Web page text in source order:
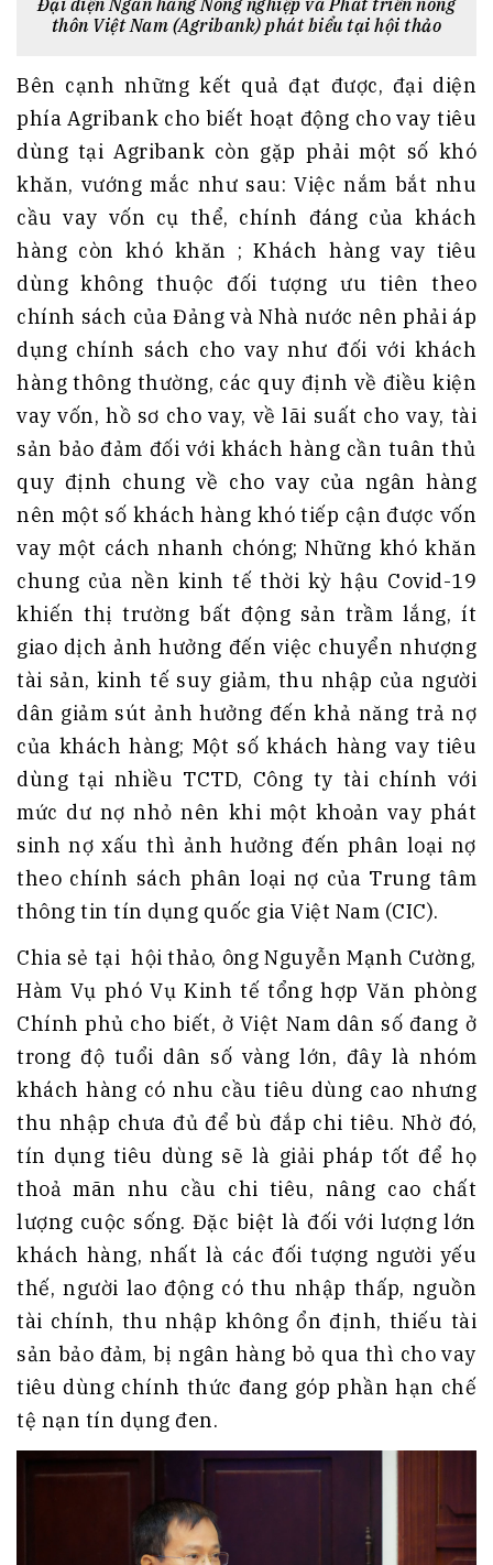
thôn Việt Nam (Agribank) phát biểu tại hội thảo
Bên cạnh những kết quả đạt được, đại diện
phía Agribank cho biết hoạt động cho vay tiêu
dùng tại Agribank còn gặp phải một số khó
khăn, vướng mắc như sau: Việc nắm bắt nhu
cầu vay vốn cụ thể, chính đáng của khách
hàng còn khó khăn ; Khách hàng vay tiêu
dùng không thuộc đối tượng ưu tiên theo
chính sách của Đảng và Nhà nước nên phải áp
dụng chính sách cho vay như đối với khách
hàng thông thường, các quy định về điều kiện
vay vốn, hồ sơ cho vay, về lãi suất cho vay, tài
sản bảo đảm đối với khách hàng cần tuân thủ
quy định chung về cho vay của ngân hàng
nên một số khách hàng khó tiếp cận được vốn
vay một cách nhanh chóng; Những khó khăn
chung của nền kinh tế thời kỳ hậu Covid-19
khiến thị trường bất động sản trầm lắng, ít
giao dịch ảnh hưởng đến việc chuyển nhượng
tài sản, kinh tế suy giảm, thu nhập của người
dân giảm sút ảnh hưởng đến khả năng trả nợ
của khách hàng; Một số khách hàng vay tiêu
dùng tại nhiều TCTD, Công ty tài chính với
mức dư nợ nhỏ nên khi một khoản vay phát
sinh nợ xấu thì ảnh hưởng đến phân loại nợ
theo chính sách phân loại nợ của Trung tâm
thông tin tín dụng quốc gia Việt Nam (CIC).
Chia sẻ tại hội thảo, ông Nguyễn Mạnh Cường,
Hàm Vụ phó Vụ Kinh tế tổng hợp Văn phòng
Chính phủ cho biết, ở Việt Nam dân số đang ở
trong độ tuổi dân số vàng lớn, đây là nhóm
khách hàng có nhu cầu tiêu dùng cao nhưng
thu nhập chưa đủ để bù đắp chi tiêu. Nhờ đó,
tín dụng tiêu dùng sẽ là giải pháp tốt để họ
thoả mãn nhu cầu chi tiêu, nâng cao chất
lượng cuộc sống. Đặc biệt là đối với lượng lớn
khách hàng, nhất là các đối tượng người yếu
thế, người lao động có thu nhập thấp, nguồn
tài chính, thu nhập không ổn định, thiếu tài
sản bảo đảm, bị ngân hàng bỏ qua thì cho vay
tiêu dùng chính thức đang góp phần hạn chế
tệ nạn tín dụng đen.